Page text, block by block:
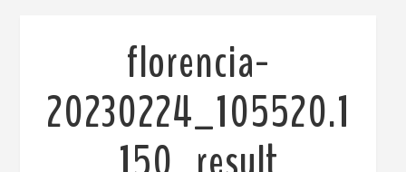
florencia-
20230224_105520.1